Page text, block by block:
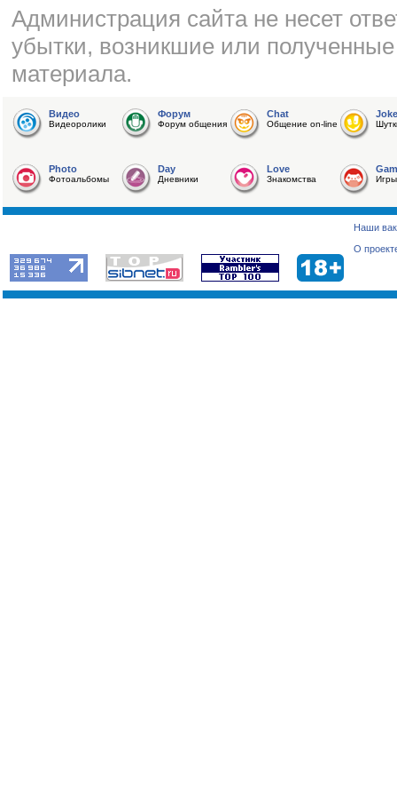
Администрация сайта не несет
убытки, возникшие или
материала.
Видео
Видеоролики
Форум
Форум общения
Chat
Общение on-line
Joke
Photo
Фотоальбомы
Day
Дневники
Love
Знакомства Игры
Наши
О